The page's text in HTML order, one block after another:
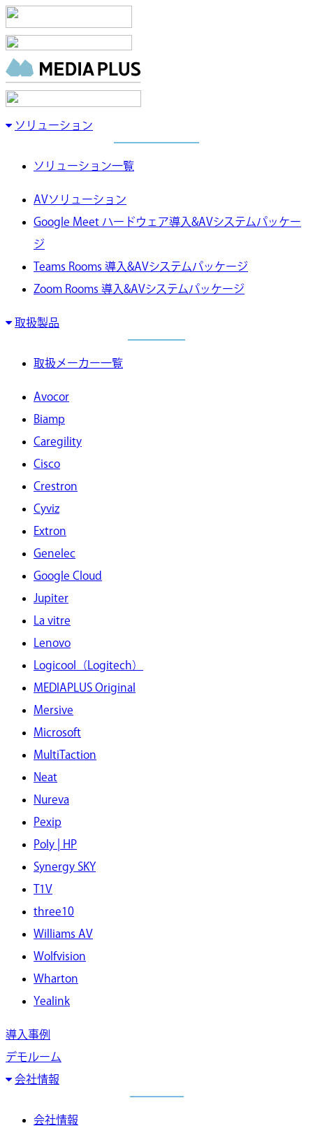
ソリューション
ソリューション一覧
AVソリューション
Google Meet ハードウェア導入&AVシステムパッケー
ジ
Teams Rooms 導入&AVシステムパッケージ
Zoom Rooms 導入&AVシステムパッケージ
取扱製品
取扱メーカー一覧
Avocor
Biamp
Caregility
Cisco
Crestron
Cyviz
Extron
Genelec
Google Cloud
Jupiter
La vitre
Lenovo
Logicool（Logitech）
MEDIAPLUS Original
Mersive
Microsoft
MultiTaction
Neat
Nureva
Pexip
Poly | HP
Synergy SKY
T1V
three10
Williams AV
Wolfvision
Wharton
Yealink
導入事例
デモルーム
会社情報
会社情報